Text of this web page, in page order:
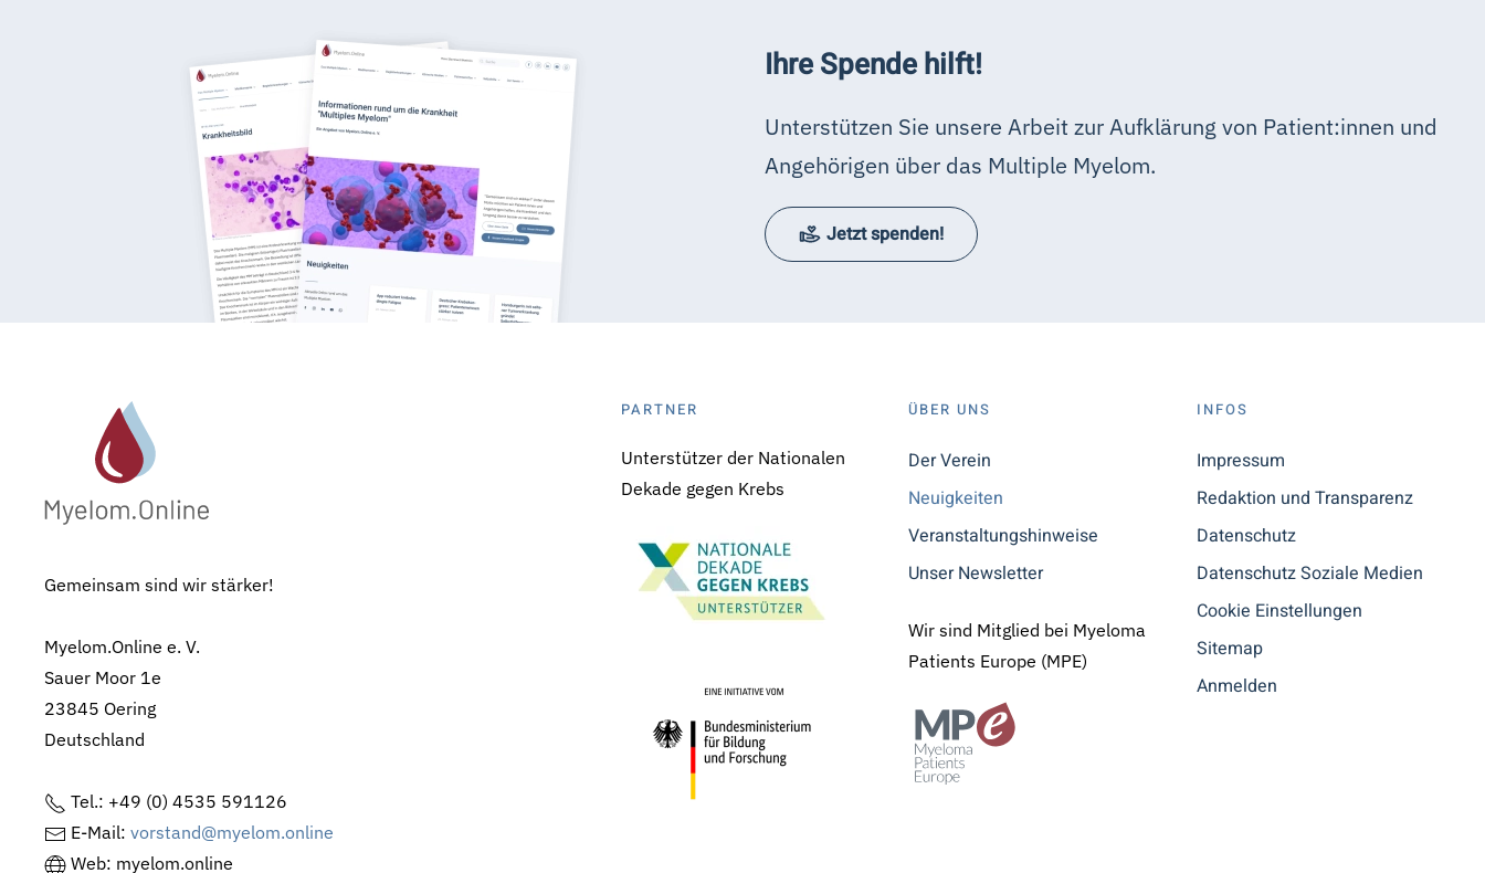
Ihre Spende hilft!
Unterstützen Sie unsere Arbeit zur Aufklärung von Patient:innen und
Angehörigen über das Multiple Myelom.
Jetzt spenden!
Gemeinsam sind wir stärker!
Myelom.Online e. V.
Sauer Moor 1e
23845 Oering
Deutschland
Tel.: +49 (0) 4535 591126
E-Mail: vorstand@myelom.online
Web: myelom.online
PARTNER
Unterstützer der Nationalen
Dekade gegen Krebs
ÜBER UNS
Der Verein
Neuigkeiten
Veranstaltungshinweise
Unser Newsletter
Wir sind Mitglied bei Myeloma
Patients Europe (MPE)
INFOS
Impressum
Redaktion und Transparenz
Datenschutz
Datenschutz Soziale Medien
Cookie Einstellungen
Sitemap
Anmelden